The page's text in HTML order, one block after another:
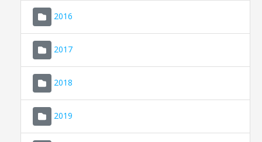
2016
2017
2018
2019